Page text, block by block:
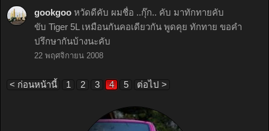
gookgoo หวัดดีคับ ผมชื่อ ..กุ๊ก.. คับ มาทักทายคับ
ขับ Tiger 5L เหมือนกันคอเดียวกัน พูดคุย ทักทาย ขอคำ
ปรึกษากันบ้างนะคับ
22 พฤศจิกายน 2008
< ก่อนหน้านี้ 1 2 3 4 5 ต่อไป >